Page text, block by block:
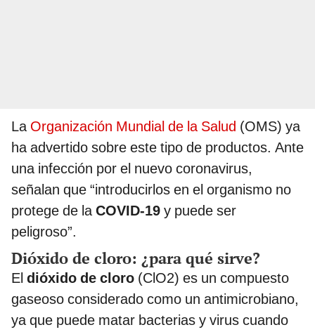
La Organización Mundial de la Salud (OMS) ya
ha advertido sobre este tipo de productos. Ante
una infección por el nuevo coronavirus,
señalan que “introducirlos en el organismo no
protege de laCOVID-19 y puede ser
peligroso”.
Dióxido de cloro: ¿para qué sirve?
El dióxido de cloro (ClO2) es un compuesto
gaseoso considerado como un antimicrobiano,
ya que puede matar bacterias y virus cuando